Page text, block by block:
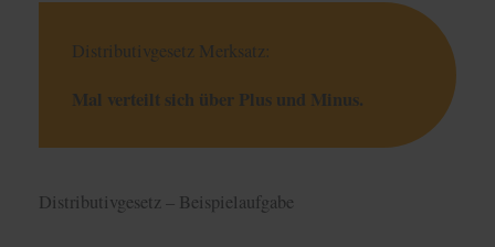
Distributivgesetz Merksatz:
Mal verteilt sich über Plus und Minus.
Distributivgesetz – Beispielaufgabe